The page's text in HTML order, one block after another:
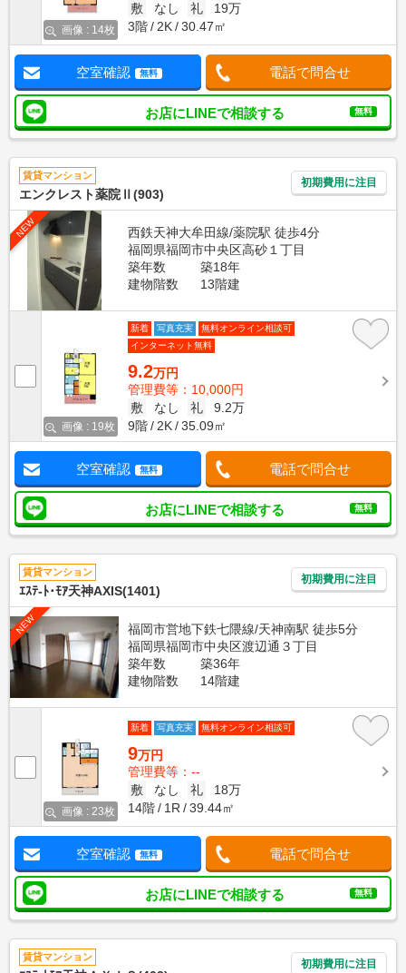
画像 : 14枚
敷
なし 礼
19万
3階
2K 30.47㎡
空室確認 無料 電話で問合せ
お店にLINEで相談する 無料
賃貸マンション
エンクレスト薬院Ⅱ(903)
初期費用に注目
NEW
西鉄天神大牟田線/薬院駅 徒歩4分
福岡県福岡市中央区高砂１丁目
築年数
築18年
建物階数
13階建
画像 : 19枚
新着 写真充実
無料オンライン相談可
インターネット無料
9.2万円
管理費等：10,000円
敷
なし 礼
9.2万
9階
2K 35.09㎡
空室確認 無料 電話で問合せ
お店にLINEで相談する 無料
賃貸マンション
ｴｽﾃ-ﾄ･ﾓｱ天神AXIS(1401)
初期費用に注目
NEW
福岡市営地下鉄七隈線/天神南駅 徒歩5分
福岡県福岡市中央区渡辺通３丁目
築年数
築36年
建物階数
14階建
画像 : 23枚
新着 写真充実 無料オンライン相談可
9万円
管理費等：--
敷
なし 礼
18万
14階
1R 39.44㎡
空室確認 無料 電話で問合せ
お店にLINEで相談する 無料
賃貸マンション
初期費用に注目